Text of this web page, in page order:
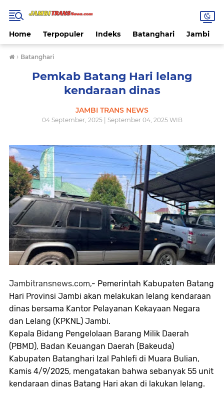
Home Terpopuler Indeks Batanghari Jambi
› Batanghari
Pemkab Batang Hari lelang
kendaraan dinas
JAMBI TRANS NEWS
04 September, 2025 | September 04, 2025 WIB
Jambitransnews.com,- Pemerintah Kabupaten Batang
Hari Provinsi Jambi akan melakukan lelang kendaraan
dinas bersama Kantor Pelayanan Kekayaan Negara
dan Lelang (KPKNL) Jambi.
Kepala Bidang Pengelolaan Barang Milik Daerah
(PBMD), Badan Keuangan Daerah (Bakeuda)
Kabupaten Batanghari Izal Pahlefi di Muara Bulian,
Kamis 4/9/2025, mengatakan bahwa sebanyak 55 unit
kendaraan dinas Batang Hari akan di lakukan lelang.